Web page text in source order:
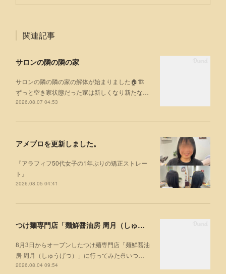
関連記事
サロンの隣の隣の家
サロンの隣の隣の家の解体が始まりました🏠🏗
ずっと空き家状態だった家は新しくなり新たな…
2026.08.07 04:53
アメブロを更新しました。
『アラフィフ50代女子の1年ぶりの矯正ストレー
ト』
2026.08.05 04:41
つけ麺専門店「麺鮮醤油房 周月（しゅうげつ）」⁡ に行ってみた🍜
8月3日からオープンしたつけ麺専門店「麺鮮醤油
房 周月（しゅうげつ）」⁡に行ってみた🍜いつ…
2026.08.04 09:54